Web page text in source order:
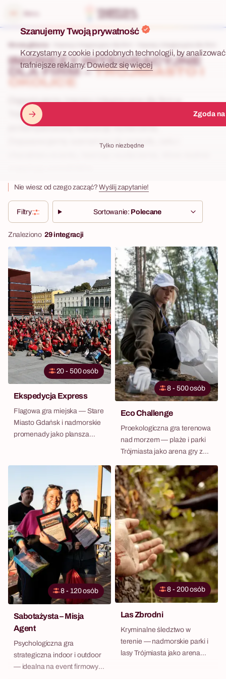
Szanujemy Twoją prywatność
Korzystamy z cookie i podobnych technologii, by
trafniejsze reklamy.Dowiedz się więcej
Tylko niezbędne
Zgoda
IMPREZY INTEGRACYJNE
DLA FIRM –TRÓJMIASTO I
OKOLICE
Organizujemy imprezy integracyjne dla firm w
Trójmieście — od pomysłu, przez wybór lokalizacji, aż
po kompleksową realizację wydarzenia.
Dopasowujemy scenariusz do zespołu, celu i
Nie wiesz od czego zacząć?Wyślij zapytanie!
Filtry Sortowanie: Polecane
Znaleziono29 integracji
20 - 500 osób
Ekspedycja Express
Flagowa gra miejska — Stare
Miasto Gdańsk i nadmorskie
promenady jako plansza
8 - 500 osób
Eco Challenge
Proekologiczna gra terenowa
nad morzem — plaże i parki
Trójmiasta jako arena gry z
8 - 120 osób
Sabotażysta – Misja
Agent
Psychologiczna gra
strategiczna indoor i outdoor
— idealna na event firmowy w
8 - 200 osób
Las Zbrodni
Kryminalne śledztwo w
terenie — nadmorskie parki i
lasy Trójmiasta jako arena